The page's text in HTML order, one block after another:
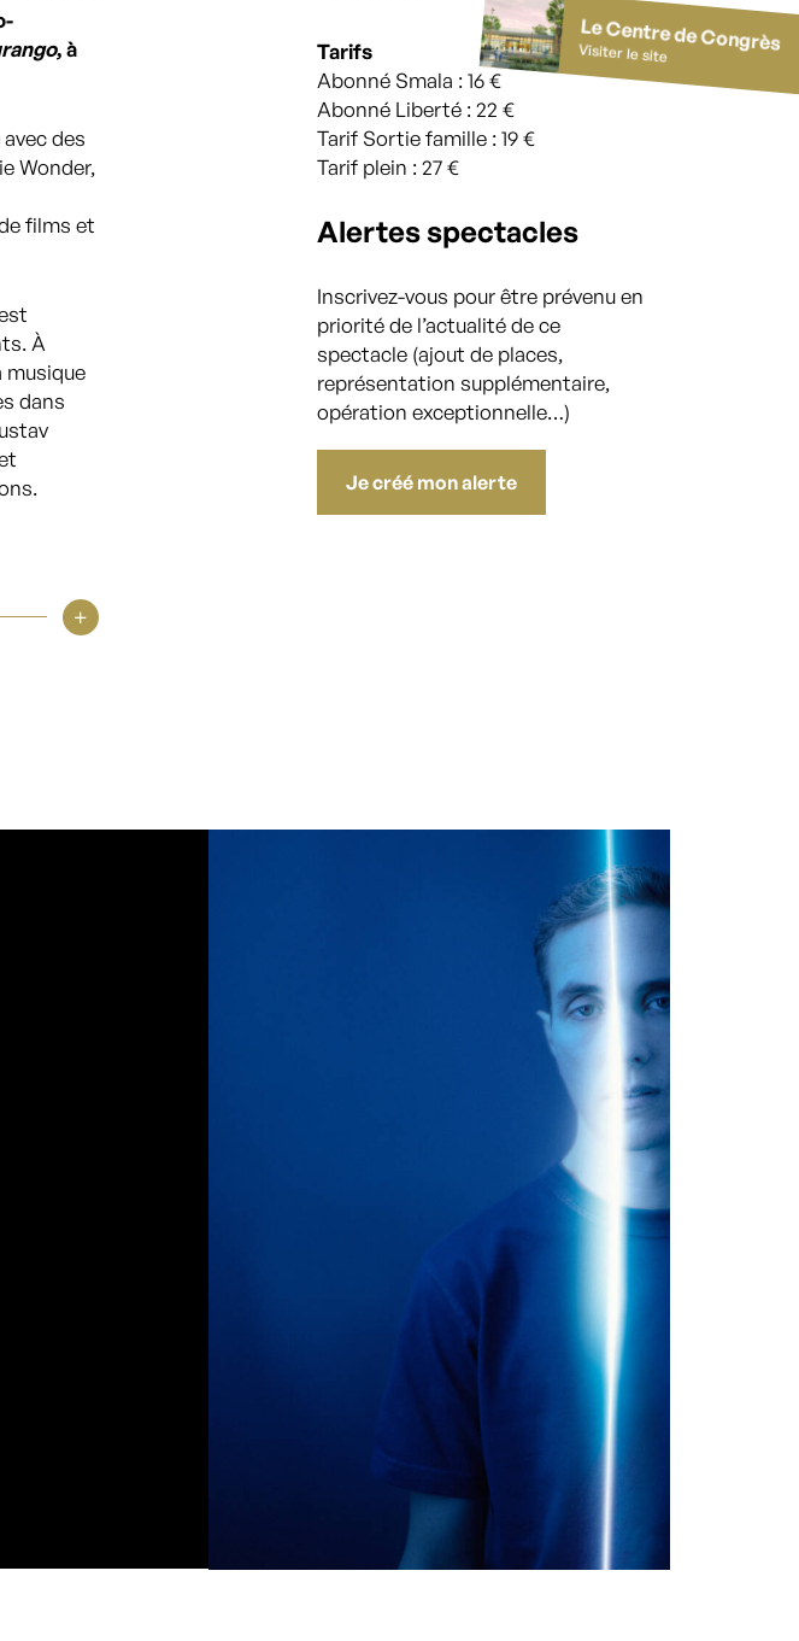
Le Centre de Congrès
Visiter le site
, à
des
Wonder,
films et
À
musique
dans
Tarifs
Abonné Smala : 16 €
Abonné Liberté : 22 €
Tarif Sortie famille : 19 €
Tarif plein : 27 €
Alertes spectacles
Inscrivez-vous pour être prévenu en
priorité de l’actualité de ce
spectacle (ajout de places,
représentation supplémentaire,
opération exceptionnelle…)
Je créé mon alerte